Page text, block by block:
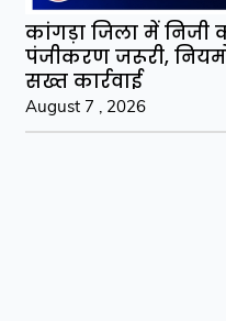
कांगड़ा जिला में निजी
पंजीकरण जरूरी,
सख्त कार्रवाई
August 7 , 2026